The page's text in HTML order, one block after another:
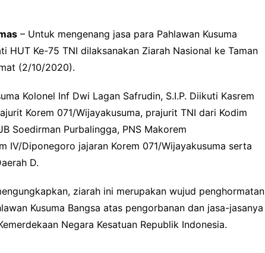
– Untuk mengenang jasa para Pahlawan Kusuma
HUT Ke-75 TNI dilaksanakan Ziarah Nasional ke Taman
(2/10/2020).
Kolonel Inf Dwi Lagan Safrudin, S.I.P. Diikuti Kasrem
Korem 071/Wijayakusuma, prajurit TNI dari Kodim
Soedirman Purbalingga, PNS Makorem
IV/Diponegoro jajaran Korem 071/Wijayakusuma serta
D.
ziarah ini merupakan wujud penghormatan
Kusuma Bangsa atas pengorbanan dan jasa-jasanya
Negara Kesatuan Republik Indonesia.